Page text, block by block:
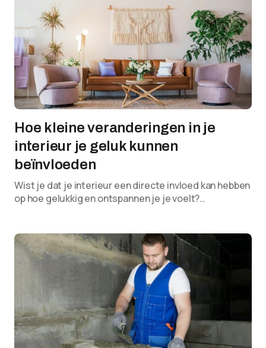
Hoe kleine veranderingen in je
interieur je geluk kunnen
beïnvloeden
Wist je dat je interieur een directe invloed kan hebben
op hoe gelukkig en ontspannen je je voelt?…